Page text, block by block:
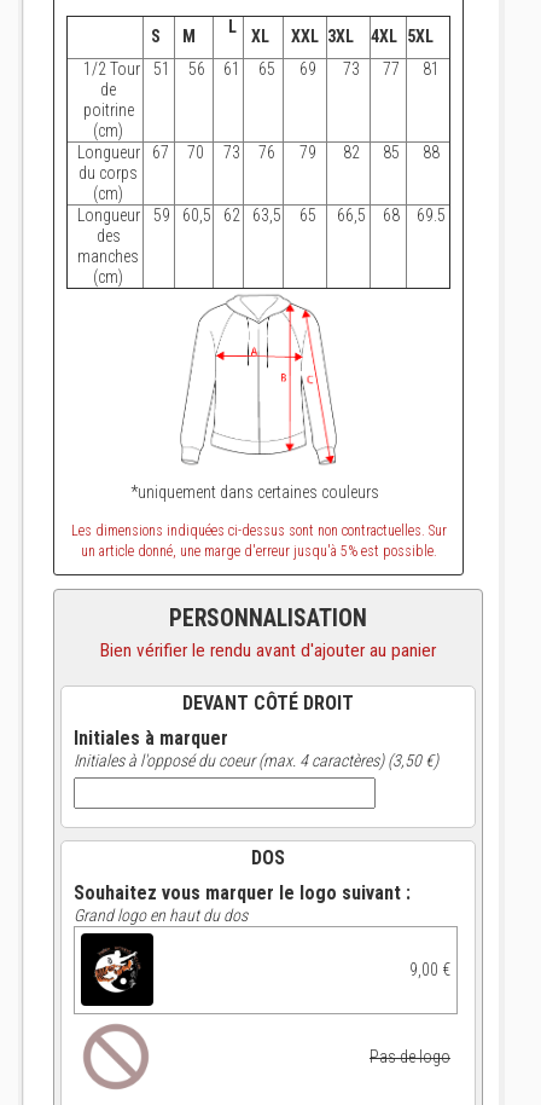
S M L XL XXL 3XL 4XL 5XL
1/2 Tour
de
poitrine
(cm)
51 56 61 65 69 73 77 81
Longueur
du corps
(cm)
67 70 73 76 79 82 85 88
Longueur
des
manches
(cm)
59 60,5 62 63,5 65 66,5 68 69.5
*uniquement dans certaines couleurs
Les dimensions indiquées ci-dessus sont non contractuelles. Sur
un article donné, une marge d'erreur jusqu'à 5% est possible.
PERSONNALISATION
Bien vérifier le rendu avant d'ajouter au panier
DEVANT CÔTÉ DROIT
Initiales à marquer
Initiales à l'opposé du coeur (max. 4 caractères) (3,50 €)
DOS
Souhaitez vous marquer le logo suivant :
Grand logo en haut du dos
9,00 €
Pas de logo